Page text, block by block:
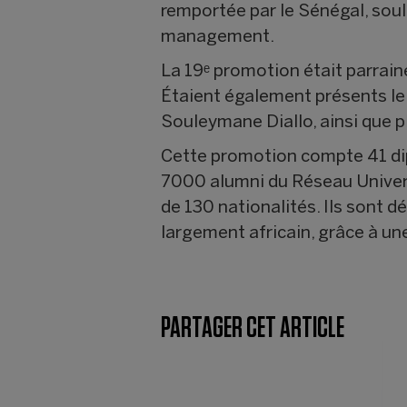
remportée par le Sénégal,
management.
La 19ᵉ promotion était
Étaient également présents le
Souleymane Diallo, ainsi que
Cette promotion compte 41
7000 alumni du Réseau
de 130 nationalités. Ils sont
largement africain, grâce à
PARTAGER CET ARTICLE